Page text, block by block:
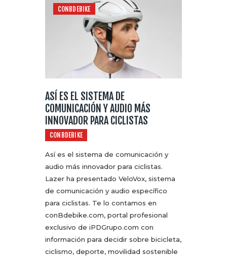
CONBDEBIKE
ASÍ ES EL SISTEMA DE
COMUNICACIÓN Y AUDIO MÁS
INNOVADOR PARA CICLISTAS
CONBDEBIKE
Así es el sistema de comunicación y
audio más innovador para ciclistas.
Lazer ha presentado VeloVox, sistema
de comunicación y audio específico
para ciclistas. Te lo contamos en
conBdebike.com, portal profesional
exclusivo de iPDGrupo.com con
información para decidir sobre bicicleta,
ciclismo, deporte, movilidad sostenible